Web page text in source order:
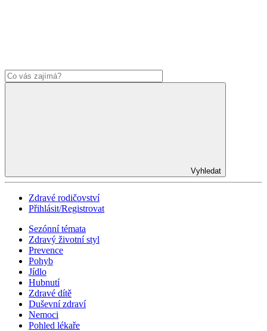
Vyhledat
Zdravé rodičovství
Přihlásit/Registrovat
Sezónní témata
Zdravý životní styl
Prevence
Pohyb
Jídlo
Hubnutí
Zdravé dítě
Duševní zdraví
Nemoci
Pohled lékaře